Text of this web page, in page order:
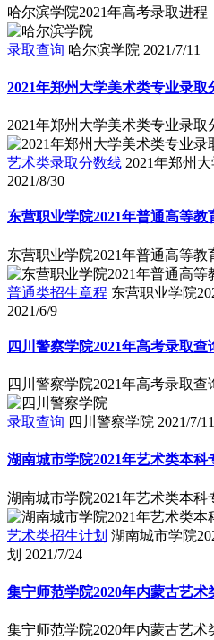
哈尔滨学院2021年高考录取进程
录取查询 哈尔滨学院 2021/7/11
2021年郑州大学美术类专业录取
2021年郑州大学美术类专业录取
艺术类录取分数线 2021年郑州
2021/8/30
东营职业学院2021年普通高等教
东营职业学院2021年普通高等教
普通类招生章程 东营职业学院
2021/6/9
四川警察学院2021年高考录取查
四川警察学院2021年高考录取查
录取查询 四川警察学院 2021/7/11
湖南城市学院2021年艺术类本科
湖南城市学院2021年艺术类本科
艺术类招生计划 湖南城市学院
划 2021/7/24
集宁师范学院2020年内蒙古艺
集宁师范学院2020年内蒙古艺